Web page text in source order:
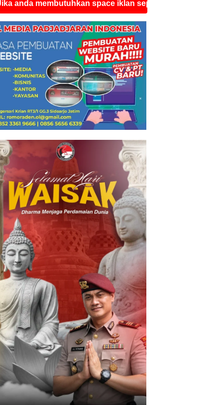
space iklan seperti ini silahkan hubungi